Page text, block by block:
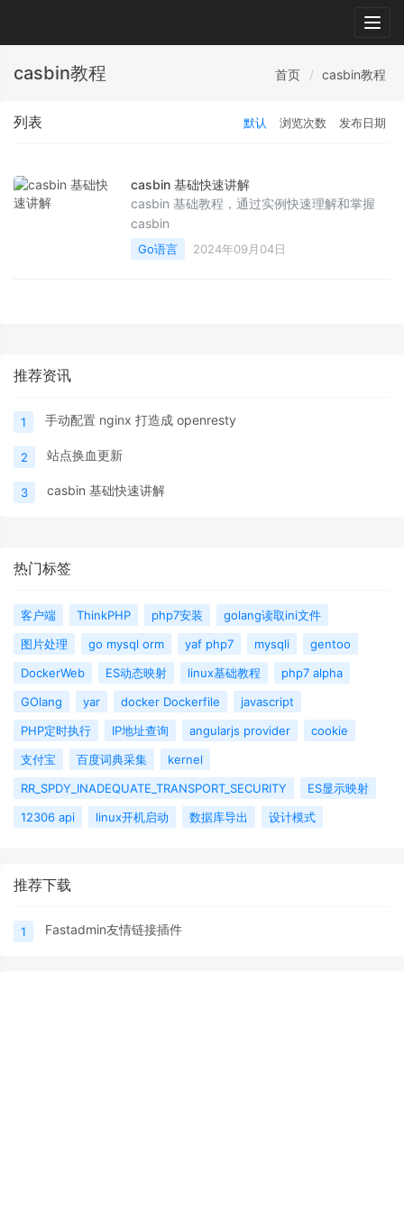
casbin教程 首页 casbin教程
列表 默认 浏览次数 发布日期
casbin 基础快速讲解
casbin 基础教程，通过实例快速理解和掌握
casbin
Go语言 2024年09月04日
推荐资讯
1 手动配置 nginx 打造成 openresty
2 站点换血更新
3 casbin 基础快速讲解
热门标签
客户端 ThinkPHP php7安装
golang读取ini文件
图片处理
go mysql orm yaf php7 mysqli
gentoo
DockerWeb
ES动态映射 linux基础教程
php7 alpha
GOlang
yar docker Dockerfile
javascript
PHP定时执行
IP地址查询 angularjs provider
cookie
支付宝
百度词典采集
kernel
RR_SPDY_INADEQUATE_TRANSPORT_SECURITY
ES显示映射
12306 api
linux开机启动 数据库导出 设计模式
推荐下载
1 Fastadmin友情链接插件